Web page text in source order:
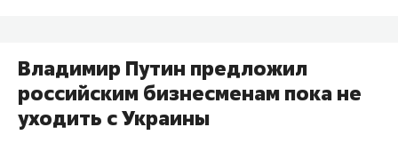
Владимир Путин предложил
российским бизнесменам пока не
уходить с Украины